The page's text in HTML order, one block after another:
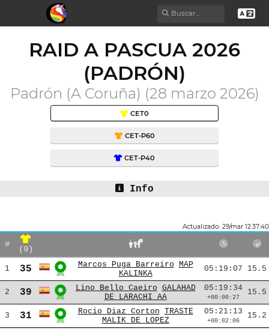
RAID A PASCUA 2026
(PADRÓN)
Padrón (A Coruña) (28 marzo 2026)
CET0
CET-P60
CET-P40
Info
Actualizado: 29/mar 12:37:40
# (9)
1 35 Marcos Puga Barreiro MAP
KALINKA
05:19:07 15.5
2 39 Lino Bello Caeiro GALAHAD
DE LARACHI AA
05:19:34
+00:00:27
15.5
3 31 Rocio Diaz Corton TRASTE
MALIK DE LOPEZ
05:21:13
+00:02:06
15.2